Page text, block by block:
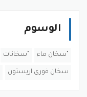
الوسوم
"سخان ماء "سخانات
سخان فورى اريستون